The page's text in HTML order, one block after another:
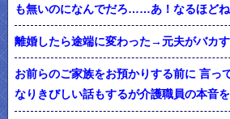
も無いのになんでだろ……あ！なるほどね
離婚したら途端に変わった→元夫がバカ
お前らのご家族をお預かりする前に 言っ
なりきびしい話もするが介護職員の本音を